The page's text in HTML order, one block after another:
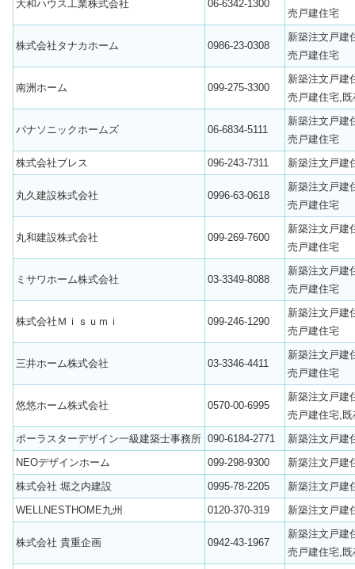
大和ハウス工業株式会社 06-6342-1300
売戸建住宅
株式会社タナカホーム 0986-23-0308
新築注文戸建
売戸建住宅
南洲ホーム 099-275-3300
新築注文戸建
売戸建住宅,既
パナソニックホームズ 06-6834-5111
新築注文戸建
売戸建住宅
株式会社ブレス
096-243-7311 新築注文戸建
丸久建設株式会社 0996-63-0618
新築注文戸建
売戸建住宅
丸和建設株式会社 099-269-7600
新築注文戸建
売戸建住宅
ミサワホーム株式会社 03-3349-8088
新築注文戸建
売戸建住宅
株式会社Ｍｉｓｕｍｉ 099-246-1290
新築注文戸建
売戸建住宅
三井ホーム株式会社 03-3346-4411
新築注文戸建
売戸建住宅
悠悠ホーム株式会社 0570-00-6995
新築注文戸建
売戸建住宅,既
ポーラスターデザイン一級建築士事務所 090-6184-2771
新築注文戸建
NEOデザインホーム
099-298-9300
新築注文戸建
株式会社 堀之内建設
0995-78-2205
新築注文戸建
WELLNESTHOME九州
0120-370-319 新築注文戸建
株式会社 貴重企画 0942-43-1967
新築注文戸建
売戸建住宅,既